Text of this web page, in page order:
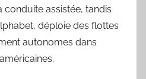
conduite assistée, tandis
déploie des flottes
autonomes dans